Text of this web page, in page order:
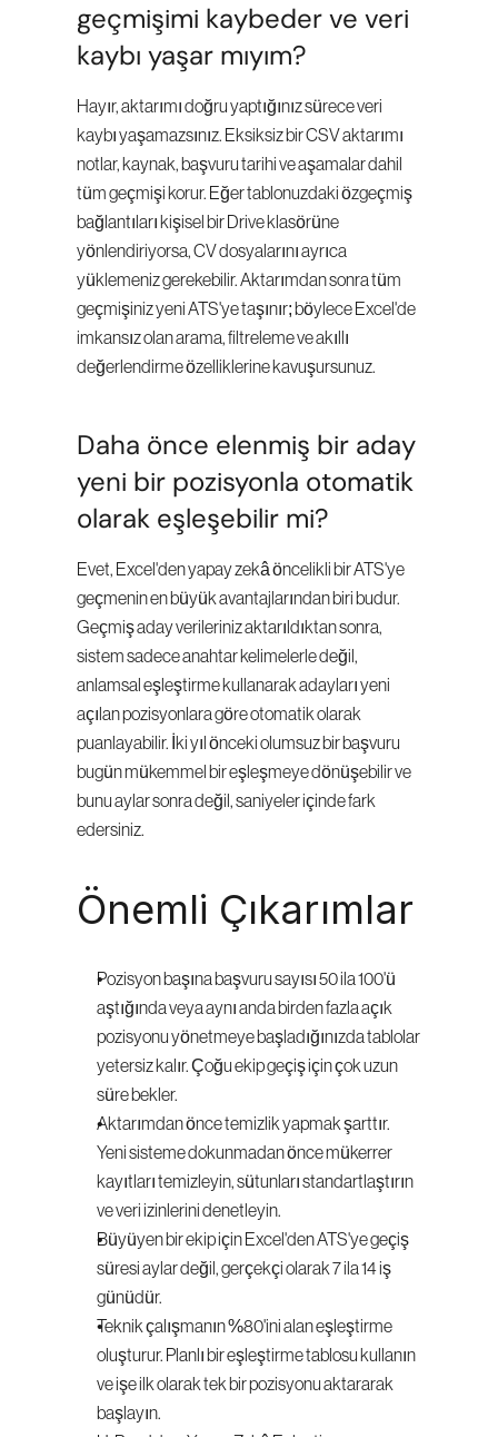
geçmişimi kaybeder ve veri
kaybı yaşar mıyım?
Hayır, aktarımı doğru yaptığınız sürece veri
kaybı yaşamazsınız. Eksiksiz bir CSV aktarımı
notlar, kaynak, başvuru tarihi ve aşamalar dahil
tüm geçmişi korur. Eğer tablonuzdaki özgeçmiş
bağlantıları kişisel bir Drive klasörüne
yönlendiriyorsa, CV dosyalarını ayrıca
yüklemeniz gerekebilir. Aktarımdan sonra tüm
geçmişiniz yeni ATS'ye taşınır; böylece Excel'de
imkansız olan arama, filtreleme ve akıllı
değerlendirme özelliklerine kavuşursunuz.
Daha önce elenmiş bir aday
yeni bir pozisyonla otomatik
olarak eşleşebilir mi?
Evet, Excel'den yapay zekâ öncelikli bir ATS'ye
geçmenin en büyük avantajlarından biri budur.
Geçmiş aday verileriniz aktarıldıktan sonra,
sistem sadece anahtar kelimelerle değil,
anlamsal eşleştirme kullanarak adayları yeni
açılan pozisyonlara göre otomatik olarak
puanlayabilir. İki yıl önceki olumsuz bir başvuru
bugün mükemmel bir eşleşmeye dönüşebilir ve
bunu aylar sonra değil, saniyeler içinde fark
edersiniz.
Önemli Çıkarımlar
Pozisyon başına başvuru sayısı 50 ila 100'ü
aştığında veya aynı anda birden fazla açık
pozisyonu yönetmeye başladığınızda tablolar
yetersiz kalır. Çoğu ekip geçiş için çok uzun
süre bekler.
Aktarımdan önce temizlik yapmak şarttır.
Yeni sisteme dokunmadan önce mükerrer
kayıtları temizleyin, sütunları standartlaştırın
ve veri izinlerini denetleyin.
Büyüyen bir ekip için Excel'den ATS'ye geçiş
süresi aylar değil, gerçekçi olarak 7 ila 14 iş
günüdür.
Teknik çalışmanın %80'ini alan eşleştirme
oluşturur. Planlı bir eşleştirme tablosu kullanın
ve işe ilk olarak tek bir pozisyonu aktararak
başlayın.